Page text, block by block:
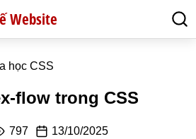
Website
học CSS
flow trong CSS
797 13/10/2025